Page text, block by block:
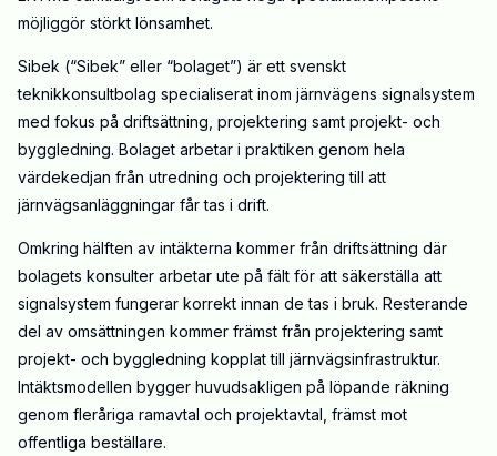
möjliggör störkt lönsamhet.
Sibek (“Sibek” eller “bolaget”) är ett svenskt
teknikkonsultbolag specialiserat inom järnvägens signalsystem
med fokus på driftsättning, projektering samt projekt- och
byggledning. Bolaget arbetar i praktiken genom hela
värdekedjan från utredning och projektering till att
järnvägsanläggningar får tas i drift.
Omkring hälften av intäkterna kommer från driftsättning där
bolagets konsulter arbetar ute på fält för att säkerställa att
signalsystem fungerar korrekt innan de tas i bruk. Resterande
del av omsättningen kommer främst från projektering samt
projekt- och byggledning kopplat till järnvägsinfrastruktur.
Intäktsmodellen bygger huvudsakligen på löpande räkning
genom fleråriga ramavtal och projektavtal, främst mot
offentliga beställare.